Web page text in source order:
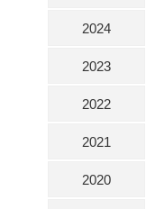
2024
2023
2022
2021
2020